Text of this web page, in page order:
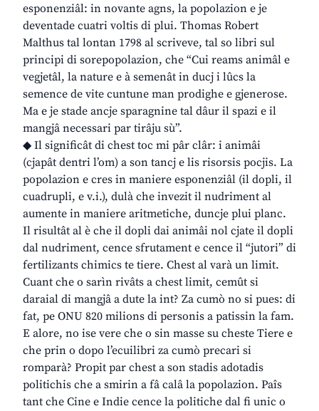
esponenziâl: in novante agns, la popolazion e je
deventade cuatri voltis di plui. Thomas Robert
Malthus tal lontan 1798 al scriveve, tal so libri sul
principi di sorepopolazion, che “Cui reams animâl e
vegjetâl, la nature e à semenât in ducj i lûcs la
semence de vite cuntune man prodighe e gjenerose.
Ma e je stade ancje sparagnine tal dâur il spazi e il
mangjâ necessari par tirâju sù”.
◆ Il significât di chest toc mi pâr clâr: i animâi
(cjapât dentri l’om) a son tancj e lis risorsis pocjis. La
popolazion e cres in maniere esponenziâl (il dopli, il
cuadrupli, e v.i.), dulà che invezit il nudriment al
aumente in maniere aritmetiche, duncje plui planc.
Il risultât al è che il dopli dai animâi nol cjate il dopli
dal nudriment, cence sfrutament e cence il “jutori” di
fertilizants chimics te tiere. Chest al varà un limit.
Cuant che o sarìn rivâts a chest limit, cemût si
daraial di mangjâ a dute la int? Za cumò no si pues: di
fat, pe ONU 820 milions di personis a patissin la fam.
E alore, no ise vere che o sin masse su cheste Tiere e
che prin o dopo l’ecuilibri za cumò precari si
romparà? Propit par chest a son stadis adotadis
politichis che a smirin a fâ calâ la popolazion. Paîs
tant che Cine e Indie cence la politiche dal fi unic o